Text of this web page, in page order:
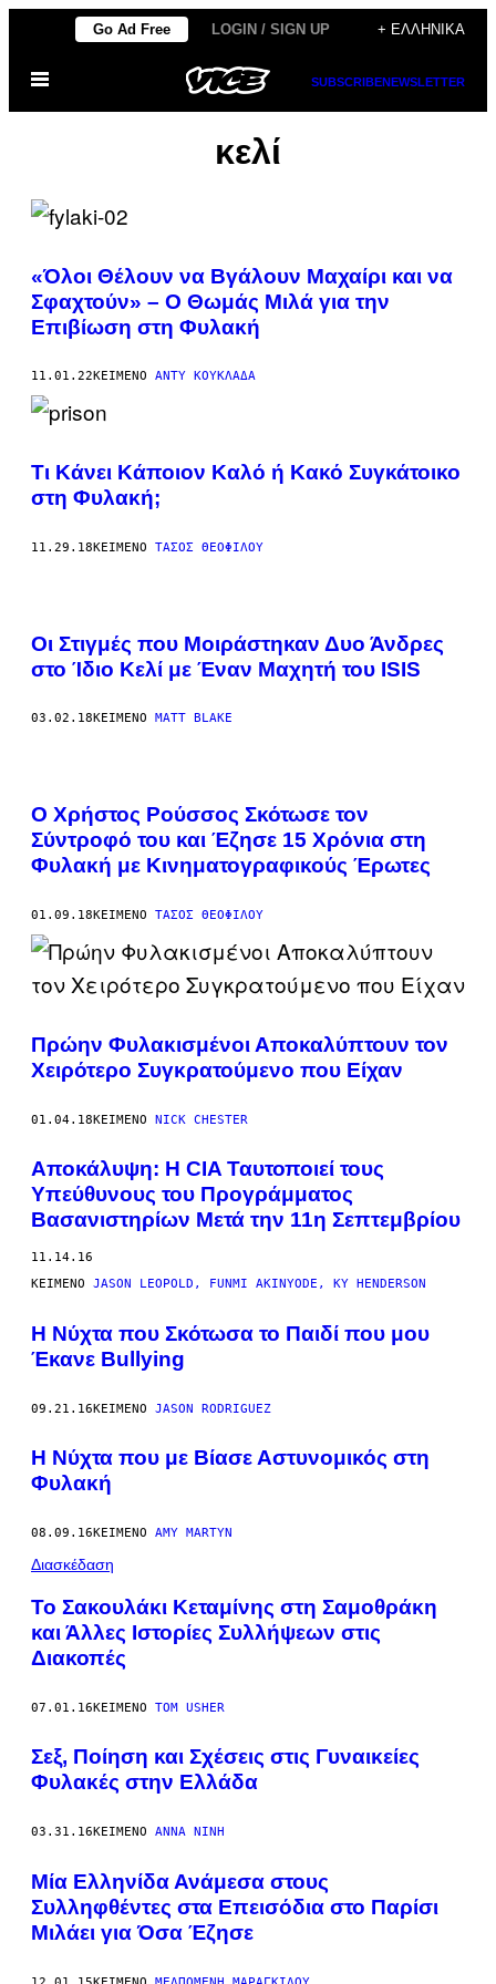
Μετάβαση
περιεχόμενο
Go Ad Free LOGIN / SIGN UP + ΕΛΛΗΝΙΚΆ
Ανοίξτε
μενού
SUBSCRIBENEWSLETTER
κελί
«Όλοι Θέλουν να Βγάλουν Μαχαίρι και να
Σφαχτούν» – Ο Θωμάς Μιλά για την
Επιβίωση στη Φυλακή
11.01.22ΚΕΊΜΕΝΟ ΆΝΤΥ ΚΟΥΚΛΆΔΑ
Τι Κάνει Κάποιον Καλό ή Κακό Συγκάτοικο
στη Φυλακή;
11.29.18ΚΕΊΜΕΝΟ ΤΆΣΟΣ ΘΕΟΦΊΛΟΥ
Οι Στιγμές που Mοιράστηκαν Δυο Άνδρες
στο Ίδιο Κελί με Έναν Μαχητή του ISIS
03.02.18ΚΕΊΜΕΝΟ MATT BLAKE
Ο Χρήστος Ρούσσος Σκότωσε τον
Σύντροφό του και Έζησε 15 Χρόνια στη
Φυλακή με Κινηματογραφικούς Έρωτες
01.09.18ΚΕΊΜΕΝΟ ΤΆΣΟΣ ΘΕΟΦΊΛΟΥ
Πρώην Φυλακισμένοι Αποκαλύπτουν τον
Χειρότερο Συγκρατούμενο που Είχαν
01.04.18ΚΕΊΜΕΝΟ NICK CHESTER
Αποκάλυψη: Η CIA Ταυτοποιεί τους
Yπεύθυνους του Προγράμματος
Βασανιστηρίων Μετά την 11η Σεπτεμβρίου
11.14.16
ΚΕΊΜΕΝΟ JASON LEOPOLD, FUNMI AKINYODE, KY HENDERSON
Η Νύχτα που Σκότωσα το Παιδί που μου
Έκανε Bullying
09.21.16ΚΕΊΜΕΝΟ JASON RODRIGUEZ​​
Η Νύχτα που με Βίασε Αστυνομικός στη
Φυλακή
08.09.16ΚΕΊΜΕΝΟ AMY MARTYN
Διασκέδαση
Το Σακουλάκι Κεταμίνης στη Σαμοθράκη
και Άλλες Ιστορίες Συλλήψεων στις
Διακοπές
07.01.16ΚΕΊΜΕΝΟ TOM USHER
Σεξ, Ποίηση και Σχέσεις στις Γυναικείες
Φυλακές στην Ελλάδα
03.31.16ΚΕΊΜΕΝΟ ΆΝΝΑ ΝΊΝΗ
Μία Ελληνίδα Ανάμεσα στους
Συλληφθέντες στα Επεισόδια στο Παρίσι
Μιλάει για Όσα Έζησε